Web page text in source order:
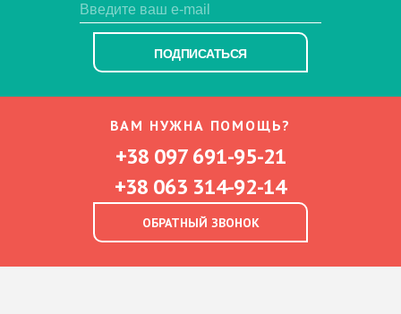
ПОДПИСАТЬСЯ
ВАМ НУЖНА ПОМОЩЬ?
+38 097 691-95-21
+38 063 314-92-14
ОБРАТНЫЙ ЗВОНОК